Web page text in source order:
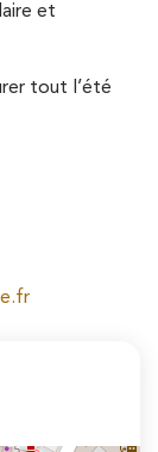
et
tout l’été